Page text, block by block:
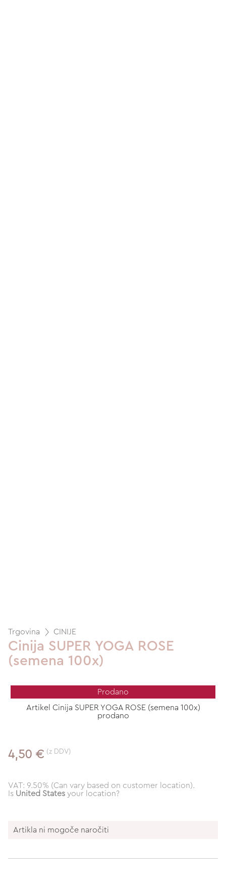
Trgovina CINIJE
Cinija SUPER YOGA ROSE
(semena 100x)
Prodano
Artikel Cinija SUPER YOGA ROSE (semena 100x)
prodano
4,50 € (z DDV)
VAT: 9.50% (Can vary based on customer location).
Is United States your location?
Artikla ni mogoče naročiti